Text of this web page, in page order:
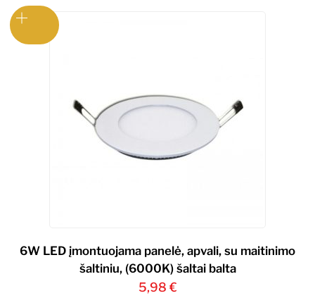
6W LED įmontuojama panelė, apvali, su maitinimo
šaltiniu, (6000K) šaltai balta
5,98 €